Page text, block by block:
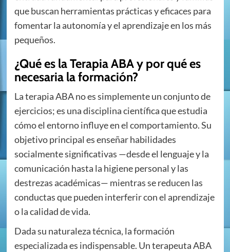
que buscan herramientas prácticas y eficaces para
fomentar la autonomía y el aprendizaje en los más
pequeños.
¿Qué es la Terapia ABA y por qué es
necesaria la formación?
La terapia ABA no es simplemente un conjunto de
ejercicios; es una disciplina científica que estudia
cómo el entorno influye en el comportamiento. Su
objetivo principal es enseñar habilidades
socialmente significativas —desde el lenguaje y la
comunicación hasta la higiene personal y las
destrezas académicas— mientras se reducen las
conductas que pueden interferir con el aprendizaje
o la calidad de vida.
Dada su naturaleza técnica, la formación
especializada es indispensable. Un terapeuta ABA